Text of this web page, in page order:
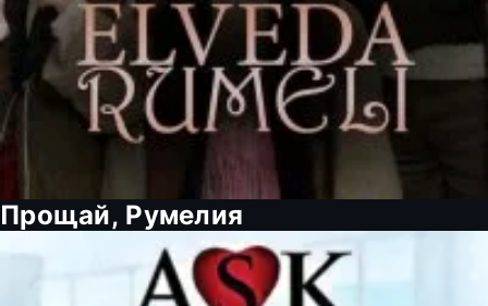
Прощай, Румелия